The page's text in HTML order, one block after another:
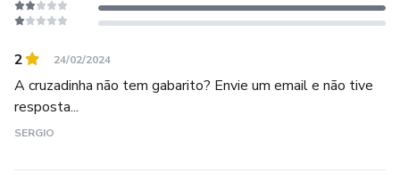
2 24/02/2024
A cruzadinha não tem gabarito? Envie um email e não tive
resposta...
SERGIO